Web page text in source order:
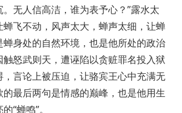
无人信高洁，谁为表予心？”露水太
飞不动，风声太大，蝉声太细，让蝉
身处的自然环境，也是他所处的政治
怒武则天，遭诬陷以贪赃罪名投入狱
，言论上被压迫，让骆宾王心中充满无
最后两句是情感的巅峰，也是他用生
“蝉鸣”。